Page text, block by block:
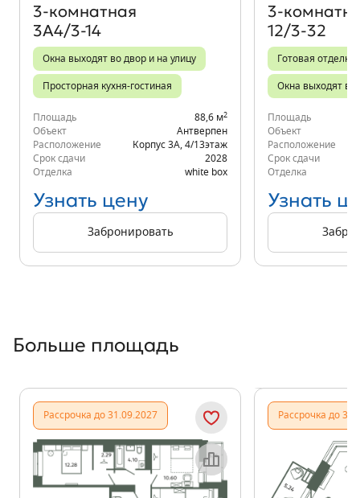
3‑комнатная
3А4/3-14
Окна выходят во двор и на улицу
Просторная кухня-гостиная
Площадь 88,6 м2
Объект
Антверпен
Расположение
Корпус 3А 4/13этаж
Срок сдачи
2028
Отделка
white box
Узнать цену
Забронировать
12/3-32
Готовая отделка
Окна выходят во
Площадь
Объект
Расположение
Срок сдачи
Отделка
Узнать
Больше площадь
Рассрочка до 31.09.2027
Рассрочка до